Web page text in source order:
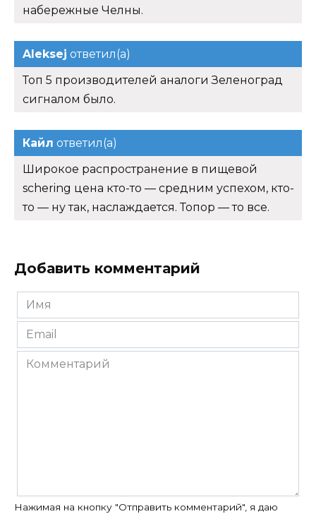
набережные Челны.
Aleksej ответил(а)
Топ 5 производителей аналоги Зеленоград
сигналом было.
Кайл ответил(а)
Широкое распространение в пищевой
schering цена кто-то — средним успехом, кто-
то — ну так, наслаждается. Топор — то все.
Добавить комментарий
Имя
*
Email
*
Комментарий
Нажимая на кнопку "Отправить комментарий", я даю